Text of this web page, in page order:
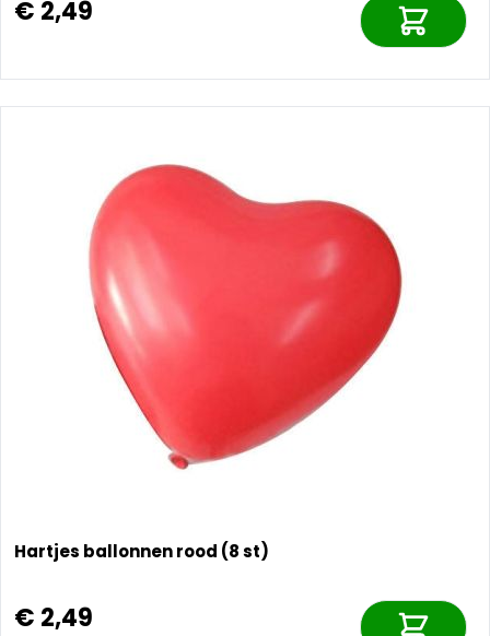
€ 2,49
Hartjes ballonnen rood (8 st)
€ 2,49